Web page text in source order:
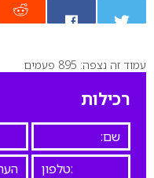
0
עמוד זה נצפה: 895 פעמים
רכילות